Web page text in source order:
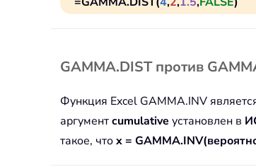
GAMMA.DIST против
Функция Excel GAMMA.INV
аргументcumulative установлен в
такое, чтоx =